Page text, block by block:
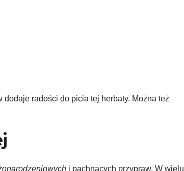
radości do picia tej herbaty. Można też
i pachnących przypraw. W wielu